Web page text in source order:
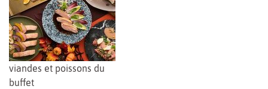
viandes et poissons du
buffet